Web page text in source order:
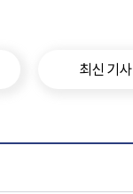
최신 기사